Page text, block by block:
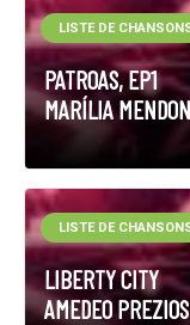
PATROAS, EP1
MARÍLIA
LISTE DE
LIBERTY CITY
AMEDEO
LISTE DE